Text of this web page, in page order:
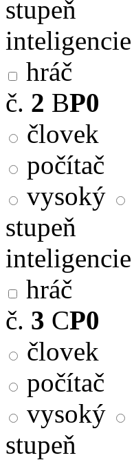
stupeň
inteligencie
hráč
č. 2 BP0
človek
počítač
vysoký
stupeň
inteligencie
hráč
č. 3 CP0
človek
počítač
vysoký
stupeň